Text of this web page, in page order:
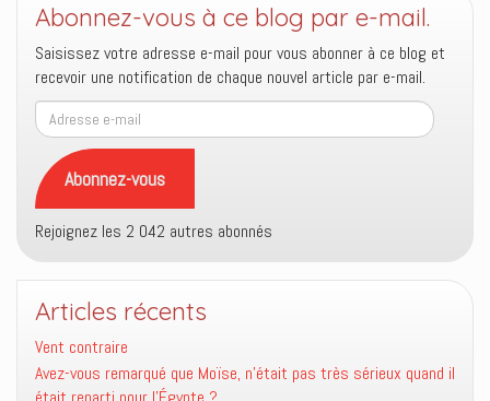
Abonnez-vous à ce blog par e-mail.
Saisissez votre adresse e-mail pour vous abonner à ce blog et
recevoir une notification de chaque nouvel article par e-mail.
Adresse
e-
mail
Abonnez-vous
Rejoignez les 2 042 autres abonnés
Articles récents
Vent contraire
Avez-vous remarqué que Moïse, n’était pas très sérieux quand il